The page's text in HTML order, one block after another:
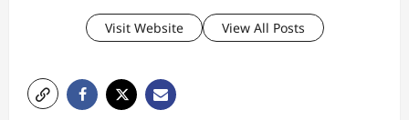
Visit Website View All Posts